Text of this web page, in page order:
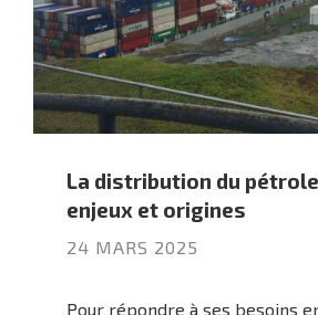
La distribution du
enjeux et origines
24 MARS 2025
Pour répondre à ses besoins